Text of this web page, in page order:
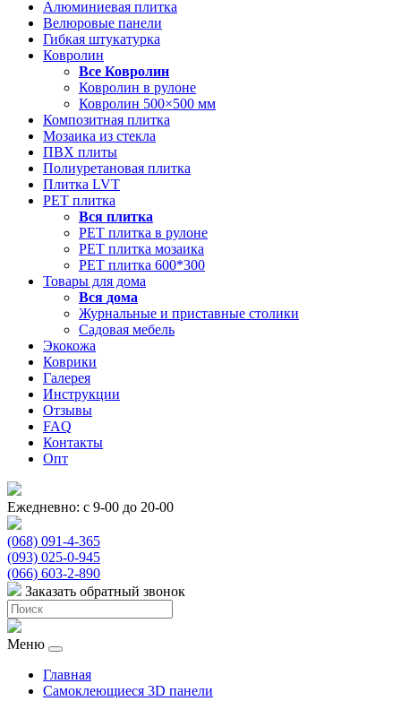
Алюминиевая плитка
Велюровые панели
Гибкая штукатурка
Ковролин
Все Ковролин
Ковролин в рулоне
Ковролин 500×500 мм
Композитная плитка
Мозаика из стекла
ПВХ плиты
Полиуретановая плитка
Плитка LVT
РЕТ плитка
Вся плитка
РЕТ плитка в рулоне
РЕТ плитка мозаика
РЕТ плитка 600*300
Товары для дома
Вся дома
Журнальные и приставные столики
Садовая мебель
Экокожа
Коврики
Галерея
Инструкции
Отзывы
FAQ
Контакты
Опт
Ежедневно: с 9-00 до 20-00
(068) 091-4-365
(093) 025-0-945
(066) 603-2-890
Заказать обратный звонок
Меню
Главная
Самоклеющиеся 3D панели